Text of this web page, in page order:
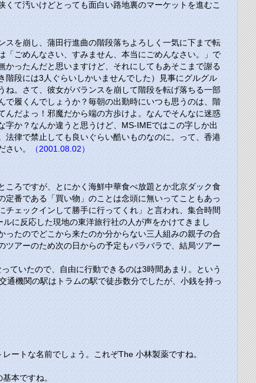
て汚いけどとっても面白い路地裏のマーケットを進むこ
を崩し、蒲田行進曲の階段落ちよろしく一気に下まで転
ごめんなさい、すみません、本当にごめんなさい。」で
ったんだと思いますけど、それにしてもあそこまで謝る
段には3人ぐらいしかいませんでした）見事にグルグル
。さて、彼女がバランスを崩して階段を転げ落ちる一部
履くんでしょうか？毎朝の出勤時にいつも思うのは、階
だよっ！邪魔だから端の方歩けよ。なんでそんなに迷惑
字か？なんか違うと思うけど、MS-IMEではこの字しか出
律で禁止しても良いぐらい酷いものなのに。って、香港
さい。（2001.08.02）
ろですが、とにかく海鮮中華食べ放題とか北京ダック食
番である「買い物」のことは念頭に無いってこともあっ
ェックインして勝手に行ってくれ」と言われ、集合時間
に反応した現地の東洋旅行社の人が声をかけてきまし
たのでどこから来たのか分からない三人組みの親子の合
アーのため次の日からの予定もバラバラで、結局ツアー
ていたので、自由に行動できるのは3時間あまり。という
機関の駅はトラムの駅で徒歩数分でしたが、小銭を持っ
ートな名前でしょう。これぞThe小林製薬ですね。
基本ですね。